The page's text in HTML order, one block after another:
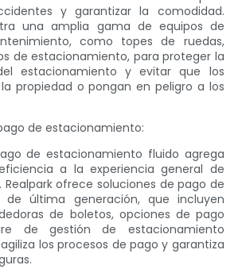
y garantizar la comodidad.
una amplia gama de equipos de
como topes de ruedas,
de estacionamiento, para proteger la
estacionamiento y evitar que los
propiedad o pongan en peligro a los
de estacionamiento:
de estacionamiento fluido agrega
a la experiencia general de
ofrece soluciones de pago de
de última generación, que incluyen
de boletos, opciones de pago
de gestión de estacionamiento
los procesos de pago y garantiza